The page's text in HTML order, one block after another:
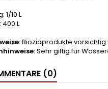
1/10 L
400 L
Biozidprodukte vorsichtig
Sehr giftig für
(0)